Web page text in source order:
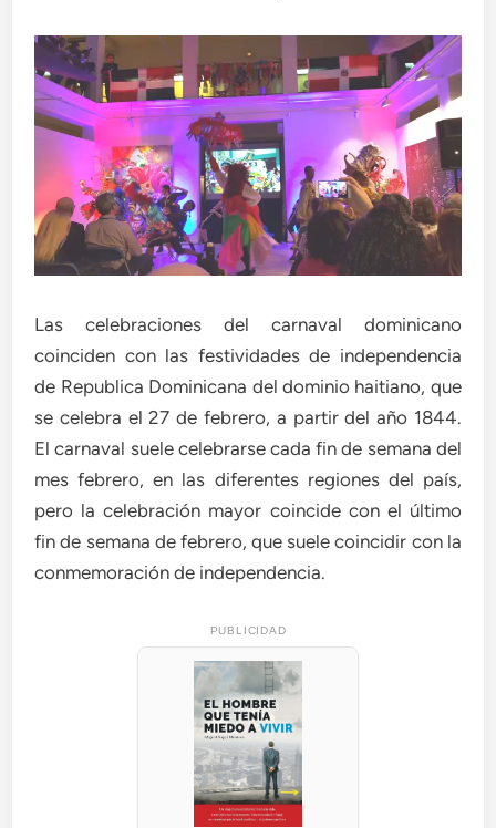
Las celebraciones del carnaval dominicano
coinciden con las festividades de independencia
de Republica Dominicana del dominio haitiano, que
se celebra el 27 de febrero, a partir del año 1844.
El carnaval suele celebrarse cada fin de semana del
mes febrero, en las diferentes regiones del país,
pero la celebración mayor coincide con el último
fin de semana de febrero, que suele coincidir con la
conmemoración de independencia.
PUBLICIDAD